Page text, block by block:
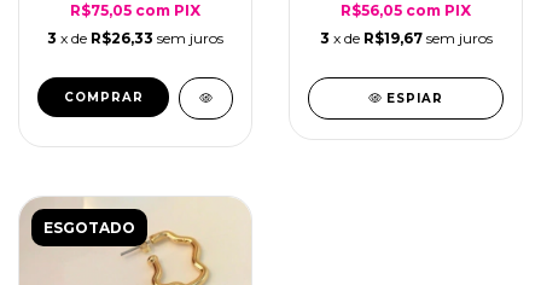
R$75,05 com PIX
3 x de R$26,33 sem juros
COMPRAR
R$56,05 com PIX
3 x de R$19,67 sem juros
ESPIAR
ESGOTADO